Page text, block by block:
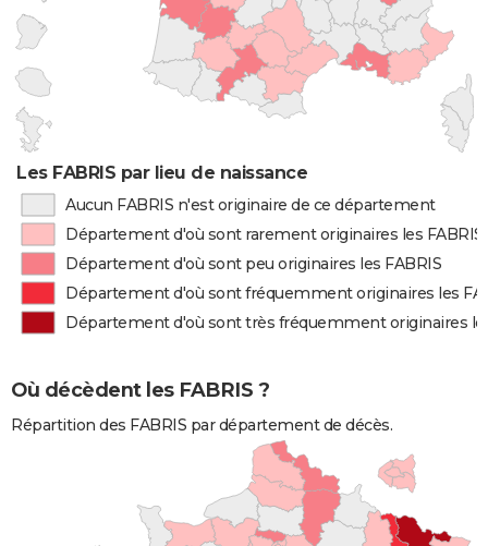
Les FABRIS par lieu de naissance
Aucun FABRIS n'est originaire de ce département
Département d'où sont rarement originaires les FABRIS
Département d'où sont peu originaires les FABRIS
Département d'où sont fréquemment originaires les
Département d'où sont très fréquemment originaires
Où décèdent les FABRIS ?
Répartition des FABRIS par département de décès.